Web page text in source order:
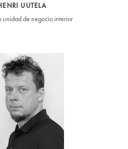
UUTELA
unidad de negocio interior